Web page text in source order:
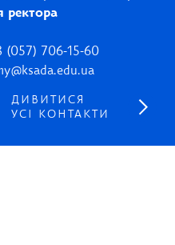
ректора
(057) 706-15-60
ДИВИТИСЯ
УСІ КОНТАКТИ